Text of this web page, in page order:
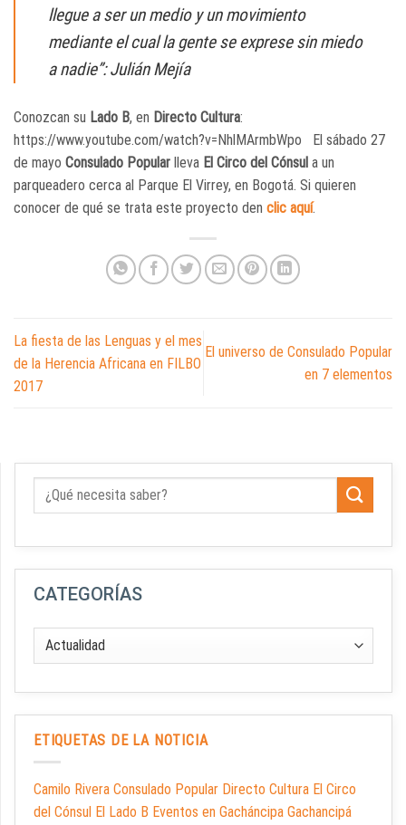
llegue a ser un medio y un movimiento
mediante el cual la gente se exprese sin miedo
a nadie”: Julián Mejía
Conozcan su Lado B, en Directo Cultura:
https://www.youtube.com/watch?v=NhlMArmbWpo El sábado 27
de mayo Consulado Popular lleva El Circo del Cónsul a un
parqueadero cerca al Parque El Virrey, en Bogotá. Si quieren
conocer de qué se trata este proyecto den clic aquí.
La fiesta de las Lenguas y el mes
de la Herencia Africana en FILBO
2017
El universo de Consulado Popular
en 7 elementos
CATEGORÍAS
ETIQUETAS DE LA NOTICIA
Camilo Rivera Consulado Popular Directo Cultura El Circo
del Cónsul El Lado B Eventos en Gacháncipa Gachancipá